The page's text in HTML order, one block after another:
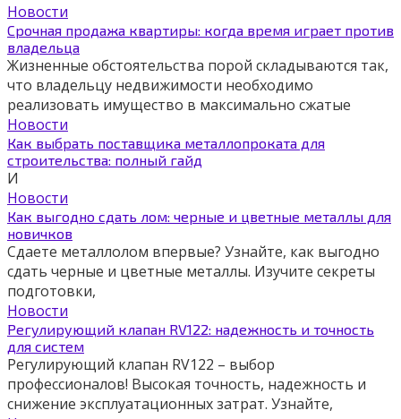
Новости
Срочная продажа квартиры: когда время играет против
владельца
Жизненные обстоятельства порой складываются так,
что владельцу недвижимости необходимо
реализовать имущество в максимально сжатые
Новости
Как выбрать поставщика металлопроката для
строительства: полный гайд
И
Новости
Как выгодно сдать лом: черные и цветные металлы для
новичков
Сдаете металлолом впервые? Узнайте, как выгодно
сдать черные и цветные металлы. Изучите секреты
подготовки,
Новости
Регулирующий клапан RV122: надежность и точность
для систем
Регулирующий клапан RV122 – выбор
профессионалов! Высокая точность, надежность и
снижение эксплуатационных затрат. Узнайте,